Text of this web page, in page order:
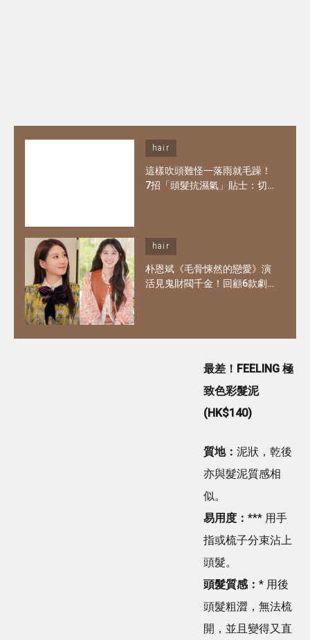
hair
這樣吹頭難怪一落雨就毛躁！
7招「頭髮抗濕氣」貼士：切
hair
朴恩斌《毛骨悚然的戀愛》演
活見鬼財閥千金！回顧6款劇
最差！FEELING 極
致色彩髮泥
(HK$140)
質地： 泥狀，乾後
亦與髮泥質感相
似。
易用度： *** 用手
指或梳子分束沾上
頭髮。
頭髮質感： * 用後
頭髮粗澀，無法梳
開，並且變得又直